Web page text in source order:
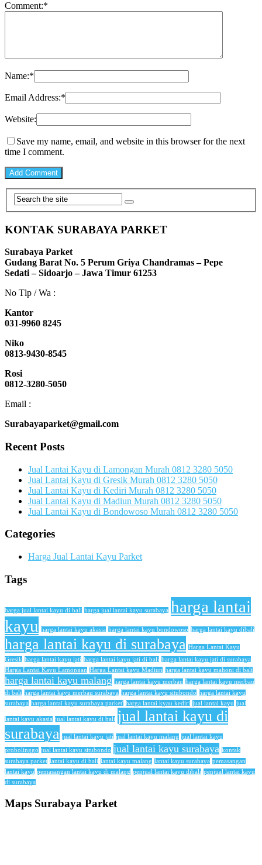
Comment:*
Name:*
Email Address:*
Website:
Save my name, email, and website in this browser for the next
time I comment.
KONTAK SURABAYA PARKET
Surabaya Parket
Gudang Barat No. 5 Perum Griya Chandramas – Pepe
Sedati – Sidoarjo – Jawa Timur 61253
No Tlp / Wa :
Kantor
031-9960 8245
Niko
0813-9430-8545
Rosi
0812-3280-5050
Email :
Surabayaparket@gmail.com
Recent Posts
Jual Lantai Kayu di Lamongan Murah 0812 3280 5050
Jual Lantai Kayu di Gresik Murah 0812 3280 5050
Jual Lantai Kayu di Kediri Murah 0812 3280 5050
Jual Lantai Kayu di Madiun Murah 0812 3280 5050
Jual Lantai Kayu di Bondowoso Murah 0812 3280 5050
Categories
Harga Jual Lantai Kayu Parket
Tags
harga jual lantai kayu di bali harga jual lantai kayu surabaya harga lantai
kayu harga lantai kayu akasia harga lantai kayu bondowoso harga lantai kayu dibali
harga lantai kayu di surabaya Harga Lantai Kayu
Gresik harga lantai kayu jati harga lantai kayu jati di bali harga lantai kayu jati di surabaya
Harga Lantai Kayu Lamongan Harga Lantai kayu Madiun harga lantai kayu mahoni di bali
harga lantai kayu malang harga lantai kayu merbau harga lantai kayu merbau
di bali harga lantai kayu merbau surabaya harga lantai kayu situbondo harga lantai kayu
surabaya harga lantai kayu surabaya parket' harga lantai kyau kediri jual lantai kayu jual
lantai kayu akasia jual lantai kayu di bali jual lantai kayu di
surabaya jual lantai kayu jati jual lantai kayu malang jual lantai kayu
probolinggo jual lantai kayu situbondo jual lantai kayu surabaya kontak
surabaya parket lantai kayu di bali lantai kayu malang lantai kayu surabaya pemasangan
lantai kayu pemasangan lantai kayu di malang penjual lantai kayu dibali penjual lantai kayu
di surabaya
Maps Surabaya Parket